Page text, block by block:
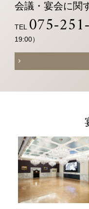
会議・宴会に関
TEL 075-
19:00）
エリア別ホテル一覧